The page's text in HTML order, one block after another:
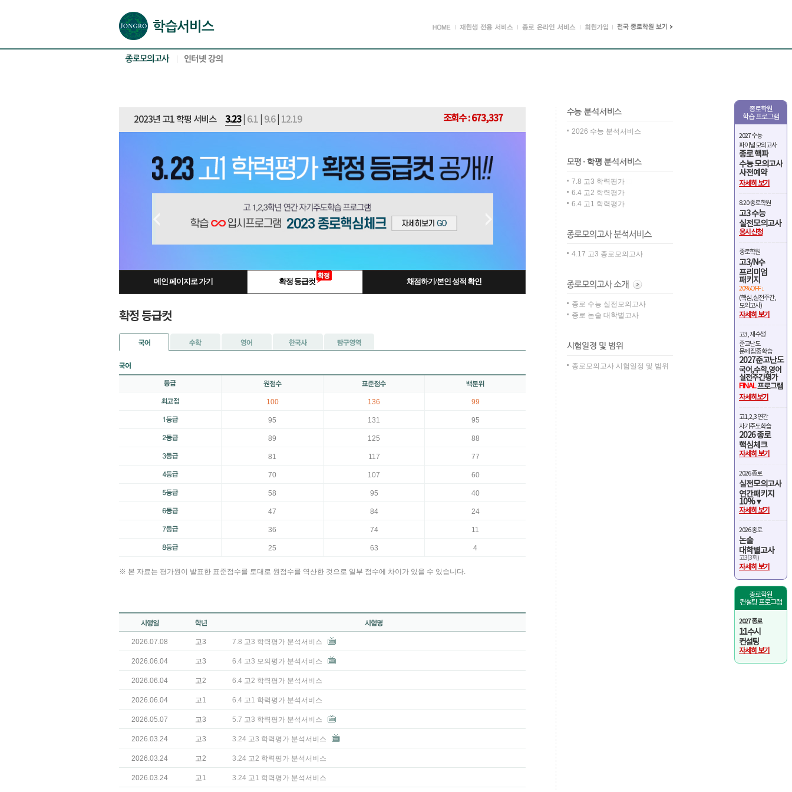
종로학원
학습 프로그램
2027 수능
파이널 모의고사
종로 핵파
수능 모의고사
사전예약
자세히 보기
8.20 종로학원
고3 수능
실전모의고사
응시신청
종로학원
고3/N수
프리미엄
패키지
20%OFF ↓
(핵심,실전주간,
모의고사)
자세히 보기
고3, 재수생
준고난도
문제 집중 학습
2027준고난도
국어,수학,영어
실전주간평가
FINAL프로그램
자세히보기
고1,2,3 연간
자기주도학습
2026 종로
핵심체크
자세히 보기
2026 종로
실전모의고사
연간패키지
10%▼
자세히 보기
2026 종로
논술
대학별고사
고3(3회)
자세히 보기
종로학원
컨설팅 프로그램
2027 종로
1:1 수시
컨설팅
자세히 보기
2023년 고1 학평 서비스 3.23| 6.1 9.6| 12.19 조회수 :673,337
메인 페이지로 가기 확정 등급컷 채점하기/본인 성적 확인
확정 등급컷
100 136 99
95 131 95
89 125 88
81 117 77
70 107 60
58 95 40
47 84 24
36 74 11
25 63 4
※ 본 자료는 평가원이 발표한 표준점수를 토대로 원점수를 역산한 것으로 일부 점수에 차이가 있을 수 있습니다.
2026.07.08 고3 7.8 고3 학력평가 분석서비스
2026.06.04 고3 6.4 고3 모의평가 분석서비스
2026.06.04 고2 6.4 고2 학력평가 분석서비스
2026.06.04 고1 6.4 고1 학력평가 분석서비스
2026.05.07 고3 5.7 고3 학력평가 분석서비스
2026.03.24 고3 3.24 고3 학력평가 분석서비스
2026.03.24 고2 3.24 고2 학력평가 분석서비스
2026.03.24 고1 3.24 고1 학력평가 분석서비스
2026 수능 분석서비스
7.8 고3 학력평가
6.4 고2 학력평가
6.4 고1 학력평가
4.17 고3 종로모의고사
종로 수능 실전모의고사
종로 논술 대학별고사
종로모의고사 시험일정 및 범위